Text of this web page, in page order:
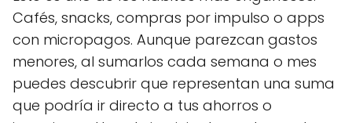
Cafés, snacks, compras por impulso o apps
con micropagos. Aunque parezcan gastos
menores, al sumarlos cada semana o mes
puedes descubrir que representan una suma
que podría ir directo a tus ahorros o